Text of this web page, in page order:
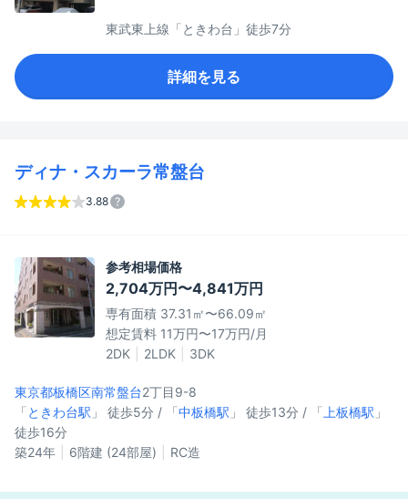
東武東上線「ときわ台」徒歩7分
詳細を見る
ディナ・スカーラ常盤台
3.88
参考相場価格
2,704万円〜4,841万円
専有面積 37.31㎡〜66.09㎡
想定賃料 11万円〜17万円/月
2DK
2LDK 3DK
東京都板橋区南常盤台2丁目9-8
「ときわ台駅 」 徒歩5分 / 「中板橋駅 」 徒歩13分 / 「 上板橋駅 」
徒歩16分
築24年
6階建 (24部屋) RC造